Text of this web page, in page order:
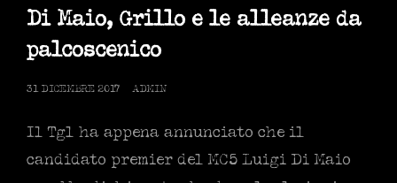
Di Maio, Grillo e le alleanze da
palcoscenico
POSTED
31 DICEMBRE 2017 ADMIN
Il Tg1 ha appena annunciato che il
candidato premier del MC5 Luigi Di Maio